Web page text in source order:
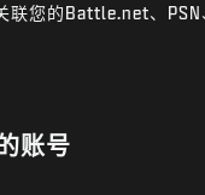
联您的Battle.net、
账号